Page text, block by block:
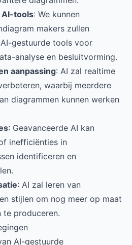
AI-tools: We kunnen
makers zullen
gestuurde tools voor
analyse en besluitvorming.
aanpassing: AI zal realtime
waarbij meerdere
diagrammen kunnen werken
: Geavanceerde AI kan
inefficiënties in
identificeren en
: AI zal leren van
stijlen om nog meer op maat
te produceren.
AI-gestuurde